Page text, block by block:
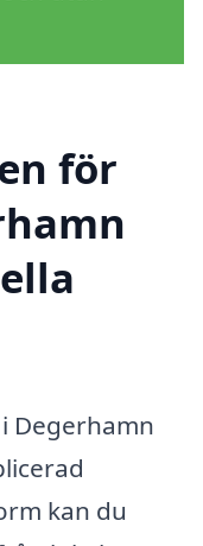
för
Degerhamn
kan du